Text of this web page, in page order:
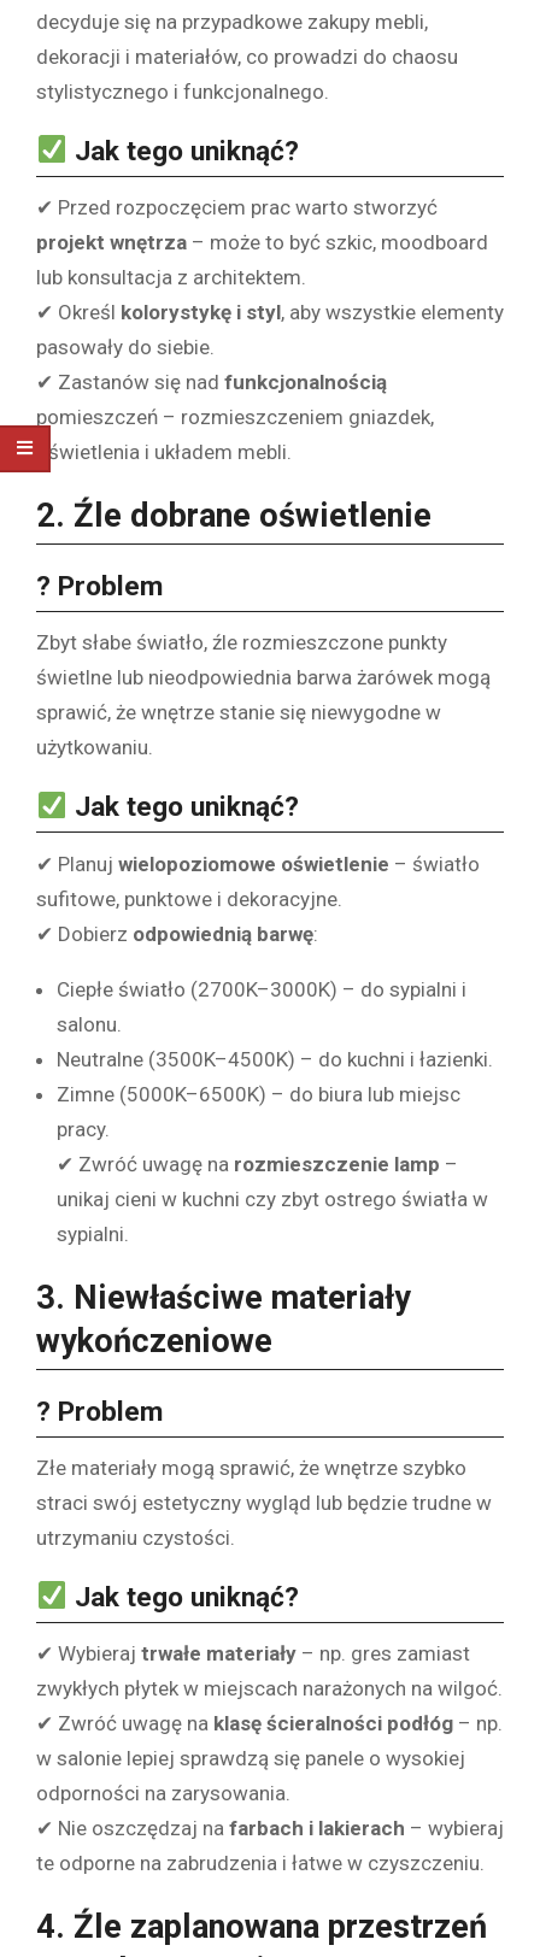
decyduje się na przypadkowe zakupy mebli,
dekoracji i materiałów, co prowadzi do chaosu
stylistycznego i funkcjonalnego.
Jak tego uniknąć?
✔ Przed rozpoczęciem prac warto stworzyć
projekt wnętrza – może to być szkic, moodboard
lub konsultacja z architektem.
✔ Określ kolorystykę i styl, aby wszystkie elementy
pasowały do siebie.
✔ Zastanów się nad funkcjonalnością
pomieszczeń – rozmieszczeniem gniazdek,
oświetlenia i układem mebli.
2. Źle dobrane oświetlenie
? Problem
Zbyt słabe światło, źle rozmieszczone punkty
świetlne lub nieodpowiednia barwa żarówek mogą
sprawić, że wnętrze stanie się niewygodne w
użytkowaniu.
Jak tego uniknąć?
✔ Planuj wielopoziomowe oświetlenie – światło
sufitowe, punktowe i dekoracyjne.
✔ Dobierz odpowiednią barwę:
Ciepłe światło (2700K–3000K) – do sypialni i
salonu.
Neutralne (3500K–4500K) – do kuchni i łazienki.
Zimne (5000K–6500K) – do biura lub miejsc
pracy.
✔ Zwróć uwagę na rozmieszczenie lamp –
unikaj cieni w kuchni czy zbyt ostrego światła w
sypialni.
3. Niewłaściwe materiały
wykończeniowe
? Problem
Złe materiały mogą sprawić, że wnętrze szybko
straci swój estetyczny wygląd lub będzie trudne w
utrzymaniu czystości.
Jak tego uniknąć?
✔ Wybieraj trwałe materiały – np. gres zamiast
zwykłych płytek w miejscach narażonych na wilgoć.
✔ Zwróć uwagę na klasę ścieralności podłóg – np.
w salonie lepiej sprawdzą się panele o wysokiej
odporności na zarysowania.
✔ Nie oszczędzaj na farbach i lakierach – wybieraj
te odporne na zabrudzenia i łatwe w czyszczeniu.
4. Źle zaplanowana przestrzeń